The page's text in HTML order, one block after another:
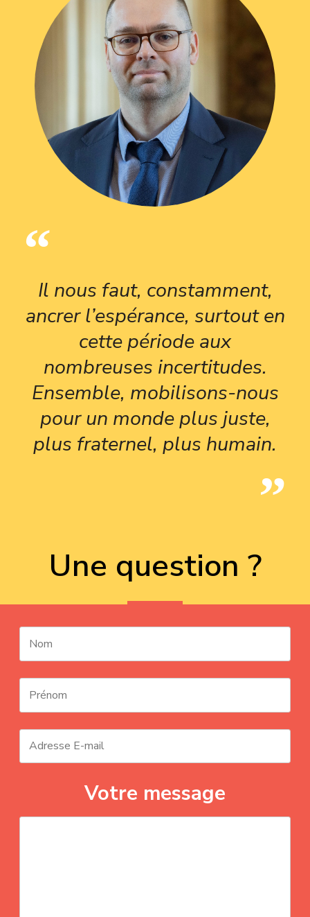
Il nous faut, constamment,
ancrer l’espérance, surtout en
cette période aux
nombreuses incertitudes.
Ensemble, mobilisons-nous
pour un monde plus juste,
plus fraternel, plus humain.
Une question ?
Votre message